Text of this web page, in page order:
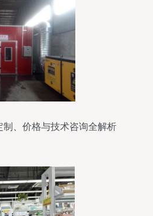
制、价格与技术咨询全解析